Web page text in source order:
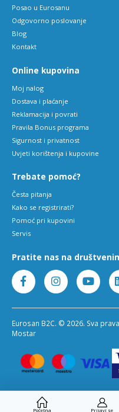
Početna Prijavi se
Posao u Eurosanu
Odgovorno poslovanje
Blog
Kontakt
Online kupovina
Moj nalog
Dostava i plaćanje
Reklamacija i povrati
Pravila Bonus programa
Sigurnost i privatnost
Uvjeti korištenja i kupovine
Trebate pomoć?
Česta pitanja
Kako se registrirati?
Pomoć pri kupovini
Servis
Pratite nas na
Eurosan B2C. © 2026. Sva
Mostar